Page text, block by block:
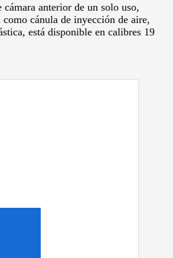
cámara anterior de un solo uso,
cánula de inyección de aire,
está disponible en calibres 19